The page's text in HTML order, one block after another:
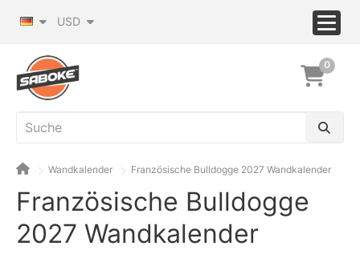
USD
0
Wandkalender Französische Bulldogge 2027 Wandkalender
Französische Bulldogge
2027 Wandkalender